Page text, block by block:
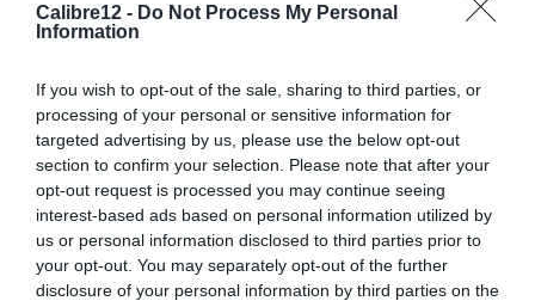
Calibre12 - Do Not Process My Personal
Information
If you wish to opt-out of the sale, sharing to third parties, or
processing of your personal or sensitive information for
targeted advertising by us, please use the below opt-out
section to confirm your selection. Please note that after your
opt-out request is processed you may continue seeing
interest-based ads based on personal information utilized by
us or personal information disclosed to third parties prior to
your opt-out. You may separately opt-out of the further
disclosure of your personal information by third parties on the
participação da Federação Portuguesa de Caça – Fencaça.